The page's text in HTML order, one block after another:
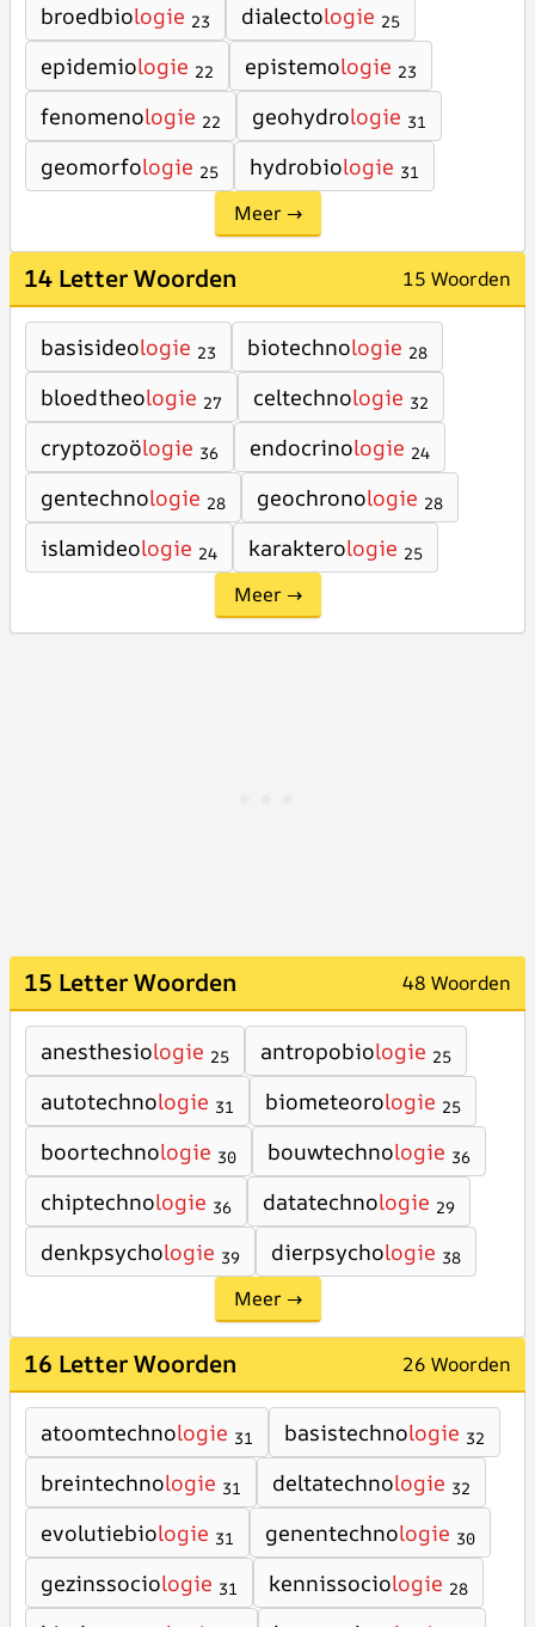
broedbiologie 23 dialectologie 25
epidemiologie 22 epistemologie 23
fenomenologie 22 geohydrologie 31
geomorfologie 25 hydrobiologie 31
Meer →
14 Letter Woorden 15 Woorden
basisideologie 23 biotechnologie 28
bloedtheologie 27 celtechnologie 32
cryptozoölogie 36 endocrinologie 24
gentechnologie 28 geochronologie 28
islamideologie 24 karakterologie 25
Meer →
15 Letter Woorden 48 Woorden
anesthesiologie 25 antropobiologie 25
autotechnologie 31 biometeorologie 25
boortechnologie 30 bouwtechnologie 36
chiptechnologie 36 datatechnologie 29
denkpsychologie 39 dierpsychologie 38
Meer →
16 Letter Woorden 26 Woorden
atoomtechnologie 31 basistechnologie 32
breintechnologie 31 deltatechnologie 32
evolutiebiologie 31 genentechnologie 30
gezinssociologie 31 kennissociologie 28